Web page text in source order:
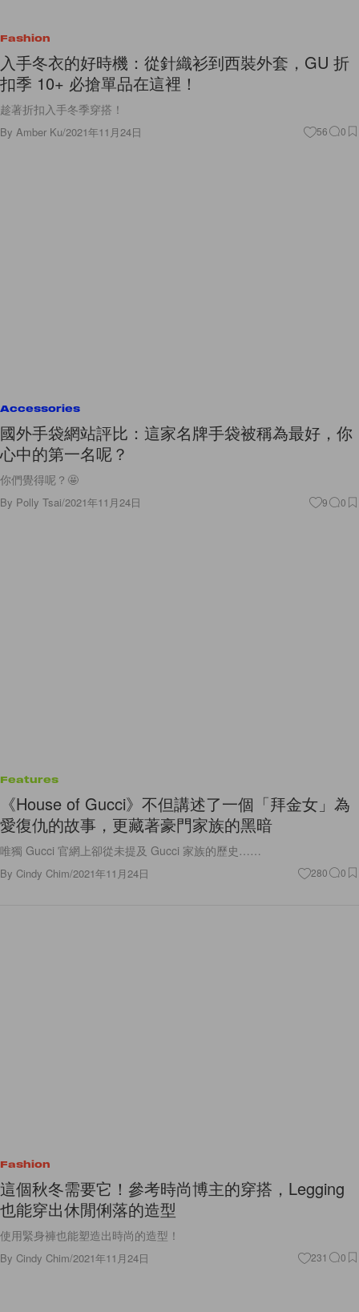
Fashion
入手冬衣的好時機：從針織衫到西裝外套，GU 折
扣季 10+ 必搶單品在這裡！
趁著折扣入手冬季穿搭！
By Amber Ku/2021年11月24日 56 0
Accessories
國外手袋網站評比：這家名牌手袋被稱為最好，你
心中的第一名呢？
你們覺得呢？🤩
By Polly Tsai/2021年11月24日 9 0
Features
《House of Gucci》不但講述了一個「拜金女」為
愛復仇的故事，更藏著豪門家族的黑暗
唯獨 Gucci 官網上卻從未提及 Gucci 家族的歷史……
By Cindy Chim/2021年11月24日 280 0
Fashion
這個秋冬需要它！參考時尚博主的穿搭，Legging
也能穿出休閒俐落的造型
使用緊身褲也能塑造出時尚的造型！
By Cindy Chim/2021年11月24日 231 0